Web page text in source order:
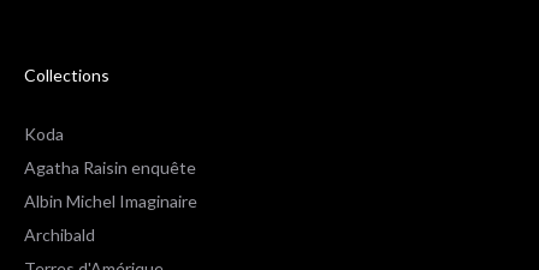
Collections
Koda
Agatha Raisin enquête
Albin Michel Imaginaire
Archibald